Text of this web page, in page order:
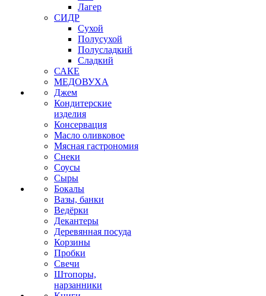
Лагер
СИДР
Сухой
Полусухой
Полусладкий
Сладкий
САКЕ
МЕДОВУХА
Джем
Кондитерские
изделия
Консервация
Масло оливковое
Мясная гастрономия
Снеки
Соусы
Сыры
Бокалы
Вазы, банки
Ведёрки
Декантеры
Деревянная посуда
Корзины
Пробки
Свечи
Штопоры,
нарзанники